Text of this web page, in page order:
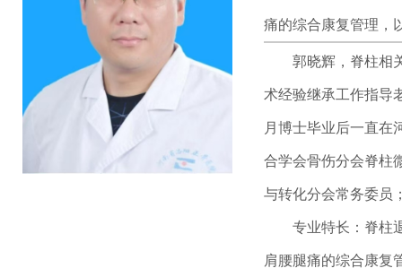
痛的综合康复管理，
郭晓辉，脊柱相关
术经验继承工作指导
月博士毕业后一直在
合学会骨伤分会脊柱
与转化分会常务委员
专业特长：脊柱退
肩腰腿痛的综合康复